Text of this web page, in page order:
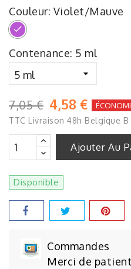
Couleur: Violet/Mauve
Violet/Mauve
Contenance: 5 ml
7,05 € 4,58 €
TTC Livraison 48h Belgique
Ajouter Au
Disponible
Commandes
Merci de